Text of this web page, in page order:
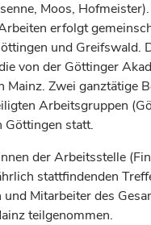
Moos,
erfolgt
und Greifswald.
von der Göttinger
Mainz. Zwei ganztätige
Arbeitsgruppen
Göttingen statt.
der Arbeitsstelle
stattfindenden
Mitarbeiter des
teilgenommen.